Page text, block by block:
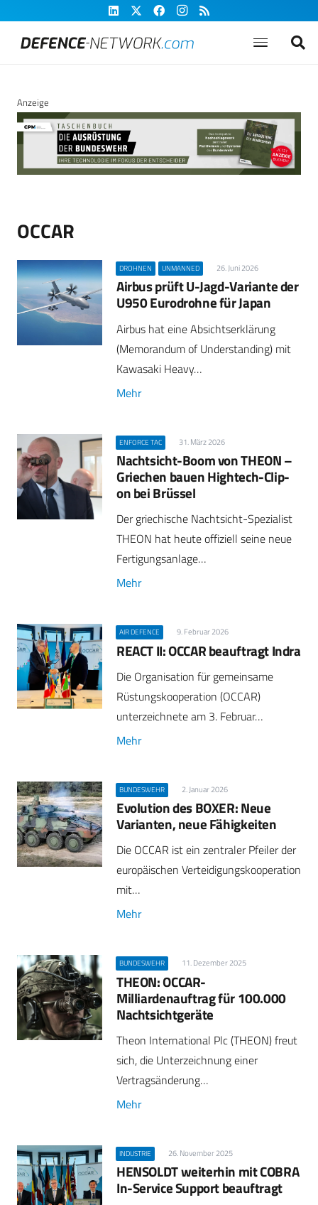
Anzeige
OCCAR
DROHNEN UNMANNED 26. Juni 2026
Airbus prüft U-Jagd-Variante der
U950 Eurodrohne für Japan
Airbus hat eine Absichtserklärung
(Memorandum of Understanding) mit
Kawasaki Heavy…
Mehr
ENFORCE TAC 31. März 2026
Nachtsicht-Boom von THEON –
Griechen bauen Hightech-Clip-
on bei Brüssel
Der griechische Nachtsicht-Spezialist
THEON hat heute offiziell seine neue
Fertigungsanlage…
Mehr
AIR DEFENCE 9. Februar 2026
REACT II: OCCAR beauftragt Indra
Die Organisation für gemeinsame
Rüstungskooperation (OCCAR)
unterzeichnete am 3. Februar…
Mehr
BUNDESWEHR 2. Januar 2026
Evolution des BOXER: Neue
Varianten, neue Fähigkeiten
Die OCCAR ist ein zentraler Pfeiler der
europäischen Verteidigungskooperation
mit…
Mehr
BUNDESWEHR 11. Dezember 2025
THEON: OCCAR-
Milliardenauftrag für 100.000
Nachtsichtgeräte
Theon International Plc (THEON) freut
sich, die Unterzeichnung einer
Vertragsänderung…
Mehr
INDUSTRIE 26. November 2025
HENSOLDT weiterhin mit COBRA
In-Service Support beauftragt